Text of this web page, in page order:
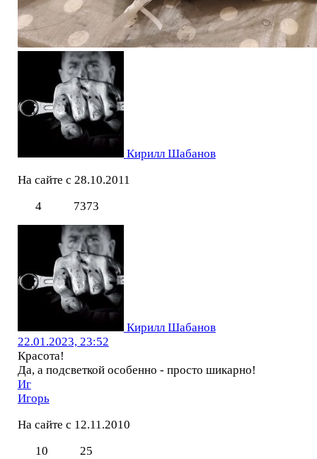
Кирилл Шабанов
На сайте с 28.10.2011
4
7373
Кирилл Шабанов
22.01.2023, 23:52
Красота!
Да, а подсветкой особенно - просто шикарно!
Иг
Игорь
На сайте с 12.11.2010
10
25